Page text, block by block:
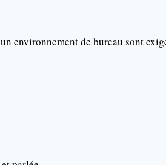
environnement de bureau sont